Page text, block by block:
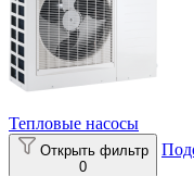
Тепловые насосы
Открыть фильтр
0